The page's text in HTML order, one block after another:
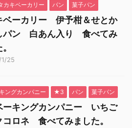
カキベーカリー パン 菓子パン
ベーカリー 伊予柑＆せとか
パン 白あん入り 食べてみ
25
ングカンパニー ★3 パン 菓子パン
ーキングカンパニー いちご
コロネ 食べてみました。